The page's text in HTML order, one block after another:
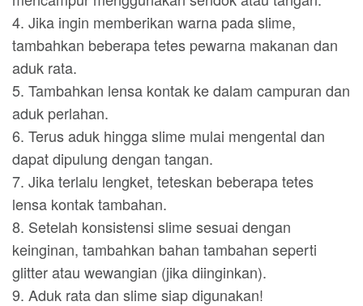
4. Jika ingin memberikan warna pada slime,
tambahkan beberapa tetes pewarna makanan dan
aduk rata.
5. Tambahkan lensa kontak ke dalam campuran dan
aduk perlahan.
6. Terus aduk hingga slime mulai mengental dan
dapat dipulung dengan tangan.
7. Jika terlalu lengket, teteskan beberapa tetes
lensa kontak tambahan.
8. Setelah konsistensi slime sesuai dengan
keinginan, tambahkan bahan tambahan seperti
glitter atau wewangian (jika diinginkan).
9. Aduk rata dan slime siap digunakan!